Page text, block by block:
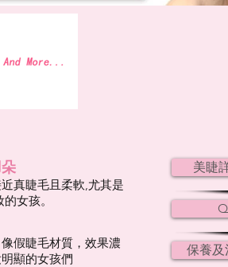
真睫毛且柔軟,尤其是
女孩。
假睫毛材質，效果濃
顯的女孩們
美睫
保養及